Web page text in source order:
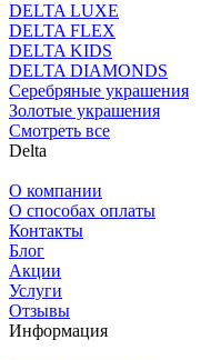
DELTA LUXE
DELTA FLEX
DELTA KIDS
DELTA DIAMONDS
Серебряные украшения
Золотые украшения
Смотреть все
Delta
О компании
О способах оплаты
Контакты
Блог
Акции
Услуги
Отзывы
Информация